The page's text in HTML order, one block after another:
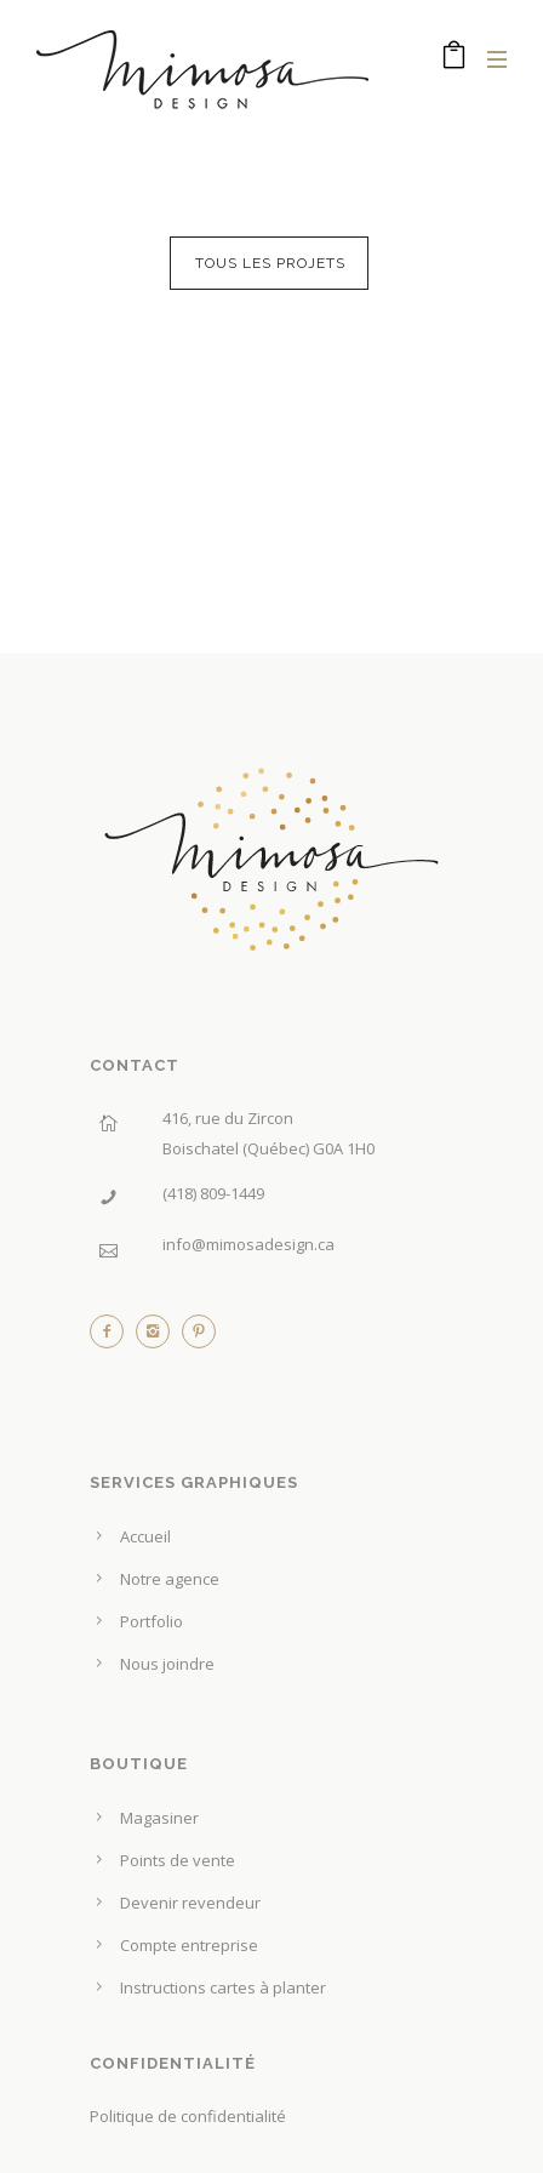
TOUS LES PROJETS
CONTACT
416, rue du Zircon
Boischatel (Québec) G0A 1H0
(418) 809-1449
info@mimosadesign.ca
SERVICES GRAPHIQUES
Accueil
Notre agence
Portfolio
Nous joindre
BOUTIQUE
Magasiner
Points de vente
Devenir revendeur
Compte entreprise
Instructions cartes à planter
CONFIDENTIALITÉ
Politique de confidentialité